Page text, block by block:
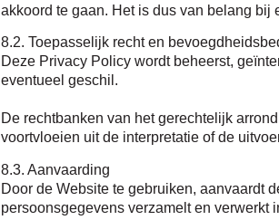
akkoord te gaan. Het is dus van belang
8.2. Toepasselijk recht en
Deze Privacy Policy wordt beheerst,
eventueel geschil.
De rechtbanken van het gerechtelijk
voortvloeien uit de interpretatie of de
8.3. Aanvaarding
Door de Website te gebruiken, aanvaardt
persoonsgegevens verzamelt en verwerkt